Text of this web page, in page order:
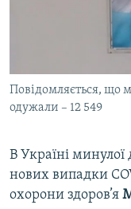
ВІДЕОУРОКИ «ELIFBE»
УКРАЇНСЬКА
ЯК ОБІЙТИ
Qırımtatar
Усі сайти RFE/RL
Повідомляється, що
одужали – 12 549
В Україні
нових випадки
охорони здоров’я